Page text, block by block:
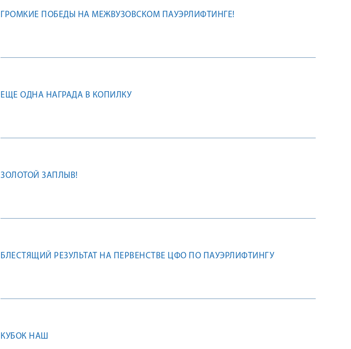
ГРОМКИЕ ПОБЕДЫ НА МЕЖВУЗОВСКОМ ПАУЭРЛИФТИНГЕ!
ЕЩЕ ОДНА НАГРАДА В КОПИЛКУ
ЗОЛОТОЙ ЗАПЛЫВ!
БЛЕСТЯЩИЙ РЕЗУЛЬТАТ НА ПЕРВЕНСТВЕ ЦФО ПО ПАУЭРЛИФТИНГУ
КУБОК НАШ